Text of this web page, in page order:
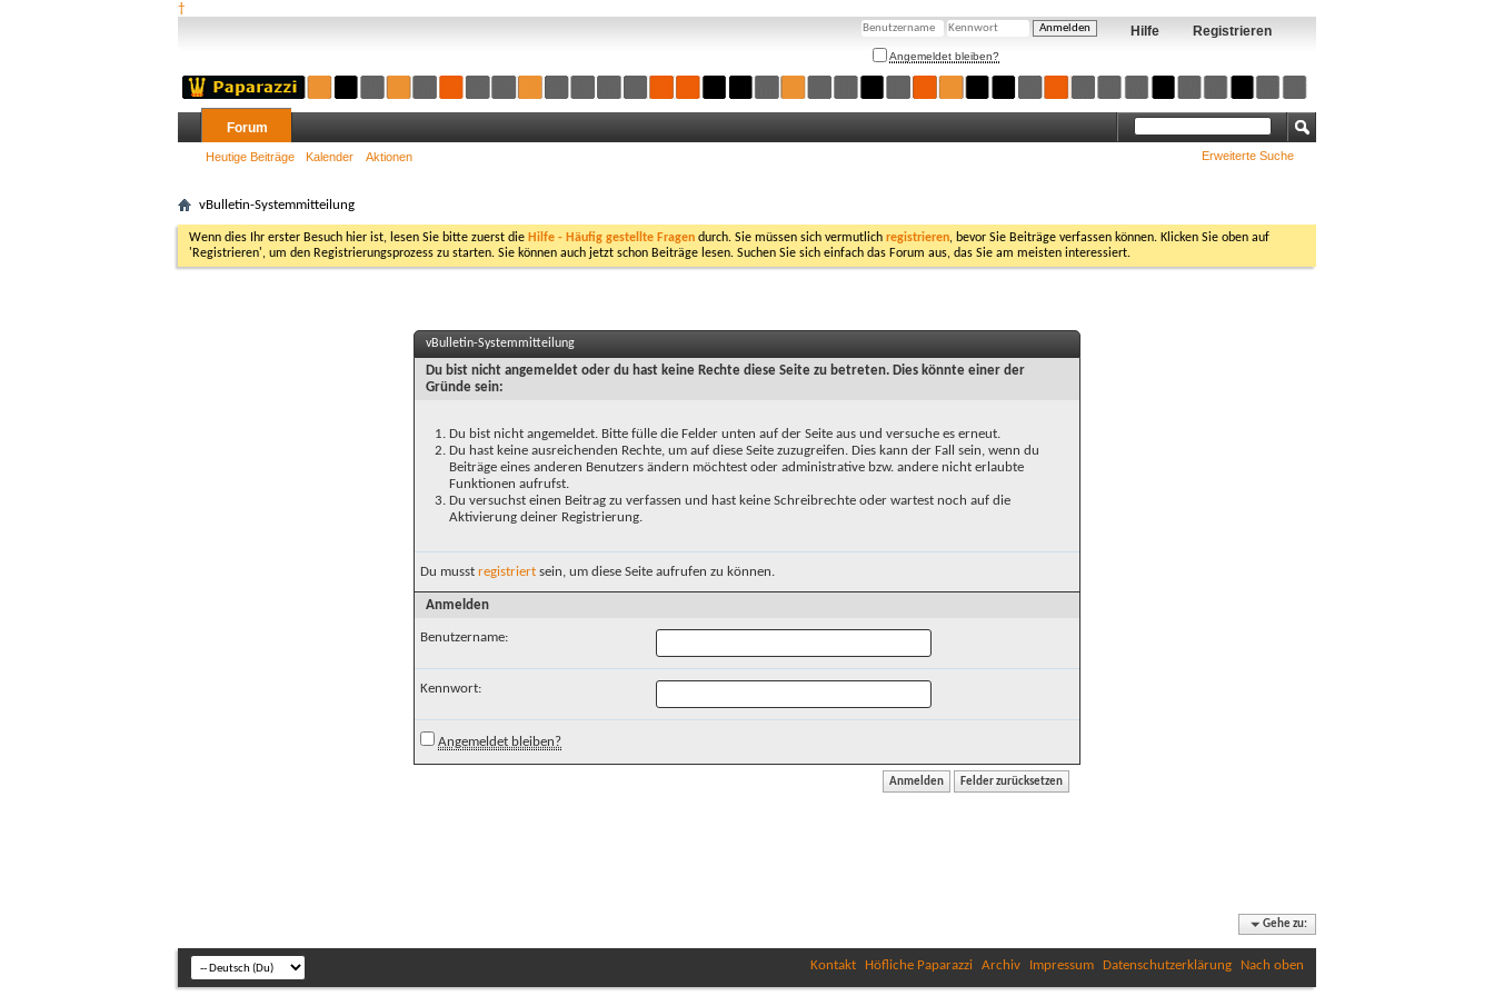
†
Registrieren
Hilfe
Angemeldet bleiben?
Forum
Heutige Beiträge Kalender Aktionen Erweiterte Suche
vBulletin-Systemmitteilung
Wenn dies Ihr erster Besuch hier ist, lesen Sie bitte zuerst die Hilfe - Häufig gestellte Fragen durch. Sie müssen sich vermutlich registrieren, bevor Sie Beiträge verfassen können. Klicken Sie oben auf
'Registrieren', um den Registrierungsprozess zu starten. Sie können auch jetzt schon Beiträge lesen. Suchen Sie sich einfach das Forum aus, das Sie am meisten interessiert.
vBulletin-Systemmitteilung
Du bist nicht angemeldet oder du hast keine Rechte diese Seite zu betreten. Dies könnte einer der
Gründe sein:
Du bist nicht angemeldet. Bitte fülle die Felder unten auf der Seite aus und versuche es erneut.
Du hast keine ausreichenden Rechte, um auf diese Seite zuzugreifen. Dies kann der Fall sein, wenn du
Beiträge eines anderen Benutzers ändern möchtest oder administrative bzw. andere nicht erlaubte
Funktionen aufrufst.
Du versuchst einen Beitrag zu verfassen und hast keine Schreibrechte oder wartest noch auf die
Aktivierung deiner Registrierung.
Du musst registriert sein, um diese Seite aufrufen zu können.
Anmelden
Benutzername:
Kennwort:
Angemeldet bleiben?
Gehe zu:
Kontakt Höfliche Paparazzi Archiv Impressum Datenschutzerklärung Nach oben